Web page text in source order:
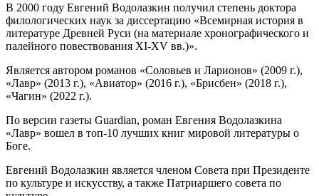
В 2000 году Евгений Водолазкин получил степень доктора
филологических наук за диссертацию «Всемирная история в
литературе Древней Руси (на материале хронографического и
палейного повествования XI-XV вв.)».
Является автором романов «Соловьев и Ларионов» (2009 г.),
«Лавр» (2013 г.), «Авиатор» (2016 г.), «Брисбен» (2018 г.),
«Чагин» (2022 г.).
По версии газеты Guardian, роман Евгения Водолазкина
«Лавр» вошел в топ-10 лучших книг мировой литературы о
Боге.
Евгений Водолазкин является членом Совета при Президенте
по культуре и искусству, а также Патриаршего совета по